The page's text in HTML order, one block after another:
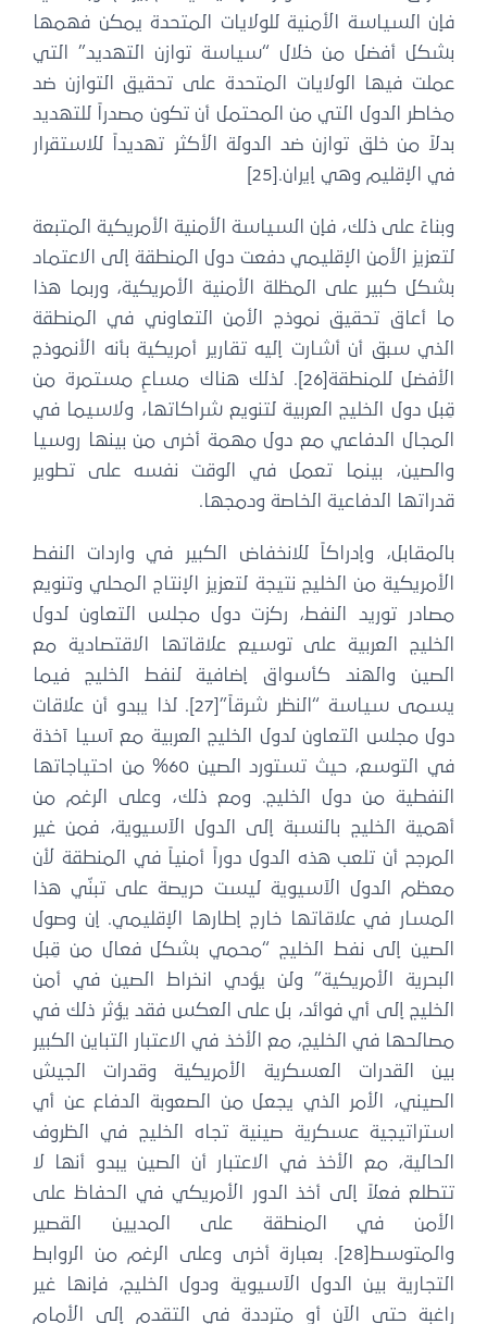
السياسة الأمنية للولايات المتحدة يمكن فهمها
أفضل من خلال “سياسة توازن التهديد” التي
فيها الولايات المتحدة على تحقيق التوازن ضد
الدول التي من المحتمل أن تكون مصدراً للتهديد
من خلق توازن ضد الدولة الأكثر تهديداً للاستقرار
الإقليم وهي إيران.[25]
على ذلك، فإن السياسة الأمنية الأمريكية المتبعة
الأمن الإقليمي دفعت دول المنطقة إلى الاعتماد
كبير على المظلة الأمنية الأمريكية، وربما هذا
أعاق تحقيق نموذج الأمن التعاوني في المنطقة
سبق أن أشارت إليه تقارير أمريكية بأنه الأنموذج
الأفضل للمنطقة[26]. لذلك هناك مساعٍ مستمرة من
دول الخليج العربية لتنويع شراكاتها، ولاسيما في
الدفاعي مع دول مهمة أخرى من بينها روسيا
بينما تعمل في الوقت نفسه على تطوير
الدفاعية الخاصة ودمجها.
وإدراكاً للانخفاض الكبير في واردات النفط
من الخليج نتيجة لتعزيز الإنتاج المحلي وتنويع
توريد النفط، ركزت دول مجلس التعاون لدول
العربية على توسيع علاقاتها الاقتصادية مع
والهند كأسواق إضافية لنفط الخليج فيما
يسمى سياسة “النظر شرقاً”[27]. لذا يبدو أن علاقات
مجلس التعاون لدول الخليج العربية مع آسيا آخذة
في التوسع، حيث تستورد الصين 60% من احتياجاتها
من دول الخليج. ومع ذلك، وعلى الرغم من
الخليج بالنسبة إلى الدول الآسيوية، فمن غير
أن تلعب هذه الدول دوراً أمنياً في المنطقة لأن
الدول الآسيوية ليست حريصة على تبنّي هذا
في علاقاتها خارج إطارها الإقليمي. إن وصول
إلى نفط الخليج “محمي بشكل فعال من قِبل
الأمريكية” ولن يؤدي انخراط الصين في أمن
إلى أي فوائد، بل على العكس فقد يؤثر ذلك في
في الخليج، مع الأخذ في الاعتبار التباين الكبير
القدرات العسكرية الأمريكية وقدرات الجيش
الأمر الذي يجعل من الصعوبة الدفاع عن أي
عسكرية صينية تجاه الخليج في الظروف
مع الأخذ في الاعتبار أن الصين يبدو أنها لا
فعلاً إلى أخذ الدور الأمريكي في الحفاظ على
في المنطقة على المديين القصير
والمتوسط[28]. بعبارة أخرى وعلى الرغم من الروابط
بين الدول الآسيوية ودول الخليج، فإنها غير
حتى الآن أو مترددة في التقدم إلى الأمام